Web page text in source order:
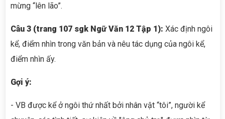
mừng “lên lão”.
Câu 3 (trang 107 sgk Ngữ Văn 12 Tập 1): Xác định ngôi
kể, điểm nhìn trong văn bản và nêu tác dụng của ngôi kể,
điểm nhìn ấy.
Gợi ý:
- VB được kể ở ngôi thứ nhất bởi nhân vật “tôi”, người kể